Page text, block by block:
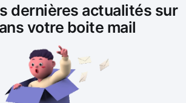
dernières actualités sur
votre boite mail